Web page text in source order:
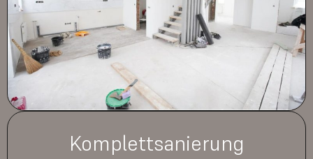
Komplettsanierung